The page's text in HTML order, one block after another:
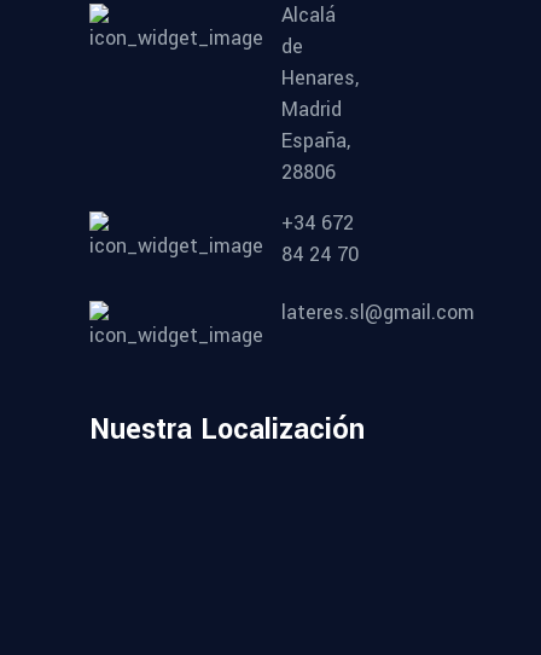
Alcalá
de
Henares,
Madrid
España,
28806
+34 672
84 24 70
lateres.sl@gmail.com
Nuestra Localización